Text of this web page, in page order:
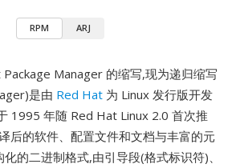
RPM ARJ
Manager 的缩写,现为递归缩写
是由 Red Hat 为 Linux 发行版开发
1995 年随 Red Hat Linux 2.0 首次推
后的软件、配置文件和文档与丰富的元
的二进制格式,由引导段(格式标识符)、